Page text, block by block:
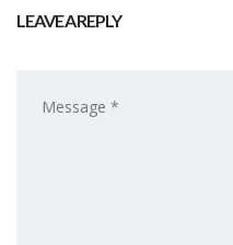
LEAVE A REPLY